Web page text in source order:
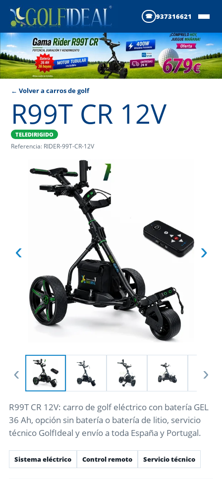
937316621
← Volver a carros de golf
R99T CR 12V
TELEDIRIGIDO
Referencia: RIDER-99T-CR-12V
‹ ›
‹ ›
R99T CR 12V: carro de golf eléctrico con batería GEL
36 Ah, opción sin batería o batería de litio, servicio
técnico GolfIdeal y envío a toda España y Portugal.
Sistema eléctrico Control remoto Servicio técnico